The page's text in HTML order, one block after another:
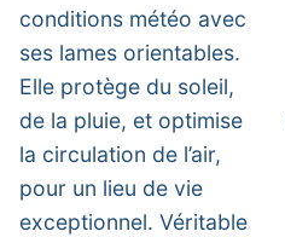
conditions météo avec
ses lames orientables.
Elle protège du soleil,
de la pluie, et optimise
la circulation de l’air,
pour un lieu de vie
exceptionnel. Véritable